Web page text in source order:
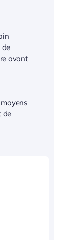
de
avant
de